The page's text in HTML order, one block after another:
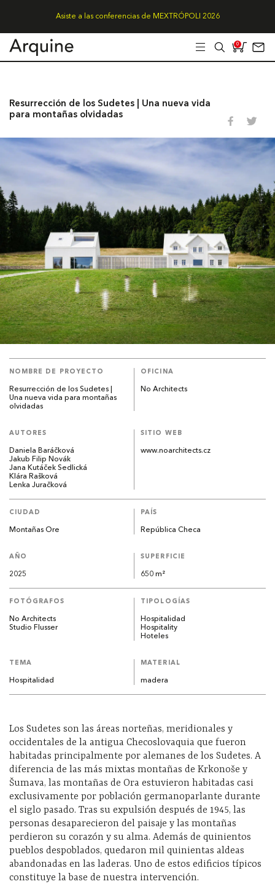
Asiste a las conferencias de MEXTRÓPOLI 2026
0
Resurrección de los Sudetes | Una nueva vida
para montañas olvidadas
NOMBRE DE PROYECTO
Resurrección de los Sudetes |
Una nueva vida para montañas
olvidadas
OFICINA
No Architects
AUTORES
Daniela Baráčková
Jakub Filip Novák
Jana Kutáček Sedlická
Klára Rašková
Lenka Juračková
SITIO WEB
www.noarchitects.cz
CIUDAD
Montañas Ore
PAÍS
República Checa
AÑO
2025
SUPERFICIE
650 m²
FOTÓGRAFOS
No Architects
Studio Flusser
TIPOLOGÍAS
Hospitalidad
Hospitality
Hoteles
TEMA
Hospitalidad
MATERIAL
madera
Los Sudetes son las áreas norteñas, meridionales y
occidentales de la antigua Checoslovaquia que fueron
habitadas principalmente por alemanes de los Sudetes.​ A
diferencia de las más mixtas montañas de Krkonoše y
Šumava, las montañas de Ora estuvieron habitadas casi
exclusivamente por población germanoparlante durante
el siglo pasado. Tras su expulsión después de 1945, las
personas desaparecieron del paisaje y las montañas
perdieron su corazón y su alma. Además de quinientos
pueblos despoblados, quedaron mil quinientas aldeas
abandonadas en las laderas. Uno de estos edificios típicos
constituye la base de nuestra intervención.